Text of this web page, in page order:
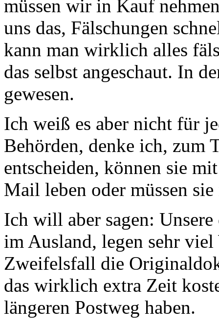
müssen wir in Kauf
uns das, Fälschungen
kann man wirklich alles
das selbst angeschaut. In
gewesen.
Ich weiß es aber nicht für
Behörden, denke ich, zum
entscheiden, können sie
Mail leben oder müssen
Ich will aber sagen:
im Ausland, legen sehr
Zweifelsfall die
das wirklich extra Zeit
längeren Postweg haben.